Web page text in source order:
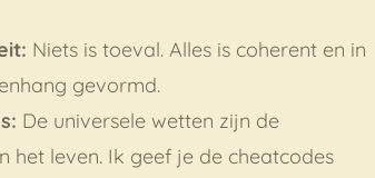
Niets is toeval. Alles is coherent en in
gevormd.
De universele wetten zijn de
het leven. Ik geef je de cheatcodes